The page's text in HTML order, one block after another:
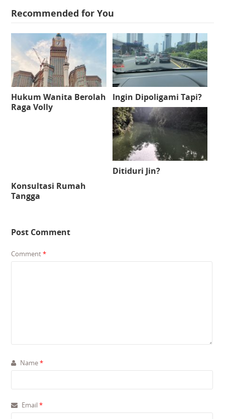
Recommended for You
Hukum Wanita Berolah
Raga Volly
Ingin Dipoligami Tapi?
Ditiduri Jin?
Konsultasi Rumah
Tangga
Post Comment
Comment*
Name*
Email*